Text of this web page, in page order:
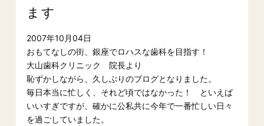
ます
2007年10月04日
おもてなしの街、銀座でロハスな歯科を目指す！
大山歯科クリニック 院長より
恥ずかしながら、久しぶりのブログとなりました。
毎日本当に忙しく、それど頃ではなかった！ といえば
いいすぎですが、確かに公私共に今年で一番忙しい日々
を過ごしていました。